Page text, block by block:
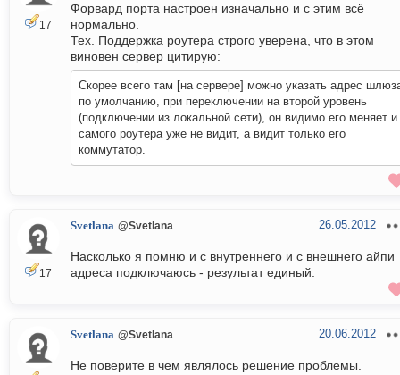
17
Форвард порта настроен изначально и с этим всё
нормально.
Тех. Поддержка роутера строго уверена, что в этом
виновен сервер цитирую:
Скорее всего там [на сервере] можно указать адрес
по умолчанию, при переключении на второй уровень
(подключении из локальной сети), он видимо его меняет и
самого роутера уже не видит, а видит только его
коммутатор.
17
Svetlana @Svetlana 26.05.2012
Насколько я помню и с внутреннего и с внешнего айпи
адреса подключаюсь - результат единый.
Svetlana @Svetlana 20.06.2012
Не поверите в чем являлось решение проблемы.